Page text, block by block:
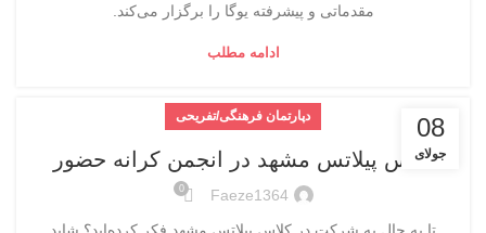
مقدماتی و پیشرفته یوگا را برگزار می‌کند.
ادامه مطلب
08
جولای
دپارتمان فرهنگی/تفریحی
کلاس پیلاتس مشهد در انجمن کرانه حضور
Faeze1364
0
تا به حال به شرکت در کلاس‌ پیلاتس مشهد فکر کرده‌اید؟ شاید